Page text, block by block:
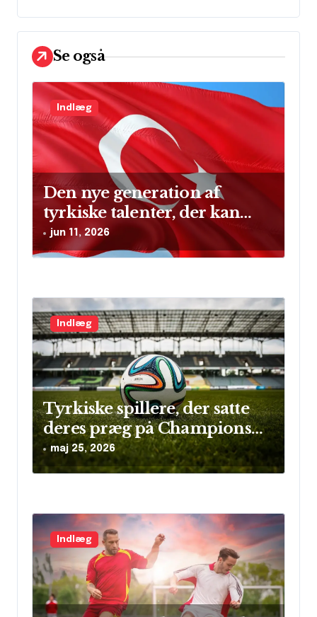
i
g
a
t
i
o
n
Se også
Indlæg
Den nye generation af
tyrkiske talenter, der kan
skinne på verdensscenen
jun 11, 2026
Indlæg
Tyrkiske spillere, der satte
deres præg på Champions
League
maj 25, 2026
Indlæg